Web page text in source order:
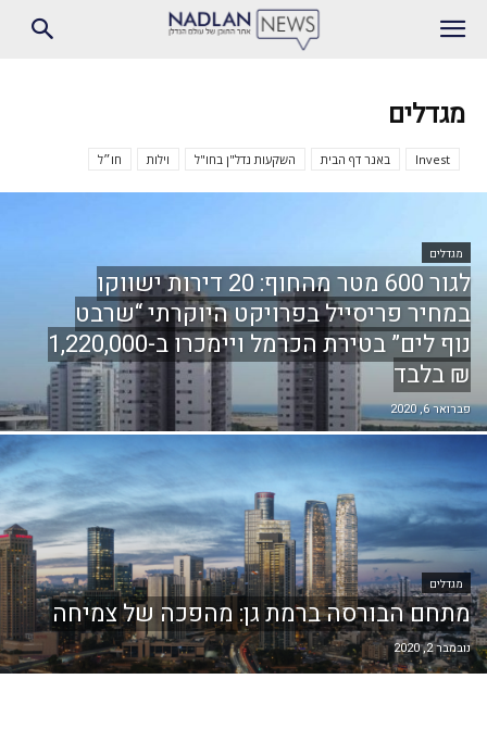
מגדלים
Invest באנר דף הבית השקעות נדל"ן בחו"ל וילות חו״ל
מגדלים
לגור 600 מטר מהחוף: 20 דירות ישווקו
במחיר פריסייל בפרויקט היוקרתי “שרבט
נוף לים” בטירת הכרמל ויימכרו ב-1,220,000
₪ בלבד
פברואר 6, 2020
מגדלים
מתחם הבורסה ברמת גן: מהפכה של צמיחה
נובמבר 2, 2020